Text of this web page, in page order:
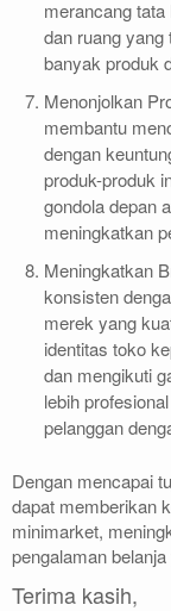
merancang
dan ruang
banyak produk
Menonjolkan
membantu
dengan
produk-produk
gondola depan
meningkatkan
Meningkatkan
konsisten
merek yang
identitas toko
dan mengikuti
lebih
pelanggan
Dengan mencapai
dapat memberikan
minimarket,
pengalaman
Terima kasih,